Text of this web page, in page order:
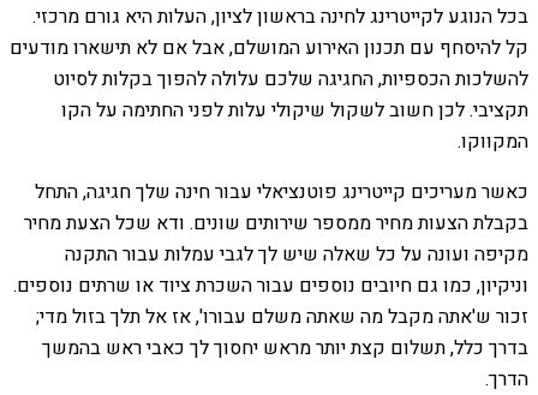
בכל הנוגע לקייטרינג לחינה בראשון לציון, העלות היא גורם מרכזי.
קל להיסחף עם תכנון האירוע המושלם, אבל אם לא תישארו מודעים
להשלכות הכספיות, החגיגה שלכם עלולה להפוך בקלות לסיוט
תקציבי. לכן חשוב לשקול שיקולי עלות לפני החתימה על הקו
המקווקו.
כאשר מעריכים קייטרינג פוטנציאלי עבור חינה שלך חגיגה, התחל
בקבלת הצעות מחיר ממספר שירותים שונים. ודא שכל הצעת מחיר
מקיפה ועונה על כל שאלה שיש לך לגבי עמלות עבור התקנה
וניקיון, כמו גם חיובים נוספים עבור השכרת ציוד או שרתים נוספים.
זכור ש'אתה מקבל מה שאתה משלם עבורו', אז אל תלך בזול מדי;
בדרך כלל, תשלום קצת יותר מראש יחסוך לך כאבי ראש בהמשך
הדרך.